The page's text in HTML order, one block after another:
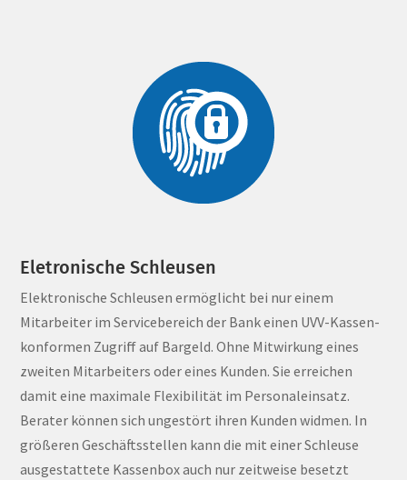
Eletronische Schleusen
Elektronische Schleusen ermöglicht bei nur einem
Mitarbeiter im Servicebereich der Bank einen UVV-Kassen-
konformen Zugriff auf Bargeld. Ohne Mitwirkung eines
zweiten Mitarbeiters oder eines Kunden. Sie erreichen
damit eine maximale Flexibilität im Personaleinsatz.
Berater können sich ungestört ihren Kunden widmen. In
größeren Geschäftsstellen kann die mit einer Schleuse
ausgestattete Kassenbox auch nur zeitweise besetzt